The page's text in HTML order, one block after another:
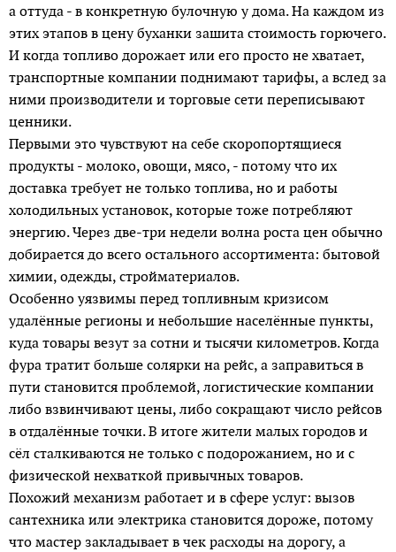
а оттуда - в конкретную булочную у дома. На каждом из
этих этапов в цену буханки зашита стоимость горючего.
И когда топливо дорожает или его просто не хватает,
транспортные компании поднимают тарифы, а вслед за
ними производители и торговые сети переписывают
ценники.
Первыми это чувствуют на себе скоропортящиеся
продукты - молоко, овощи, мясо, - потому что их
доставка требует не только топлива, но и работы
холодильных установок, которые тоже потребляют
энергию. Через две-три недели волна роста цен обычно
добирается до всего остального ассортимента: бытовой
химии, одежды, стройматериалов.
Особенно уязвимы перед топливным кризисом
удалённые регионы и небольшие населённые пунк­ты,
куда товары везут за сотни и тысячи километ­ров. Когда
фура тратит больше солярки на рейс, а заправиться в
пути становится проблемой, логис­тические компании
либо взвинчивают цены, либо сокращают число рейсов
в отдалённые точки. В итоге жители малых городов и
сёл сталкиваются не только с подорожанием, но и с
физической нехваткой привычных товаров.
Похожий механизм работает и в сфере услуг: вызов
сантехника или электрика становится дороже, потому
что мастер закладывает в чек расходы на дорогу, а